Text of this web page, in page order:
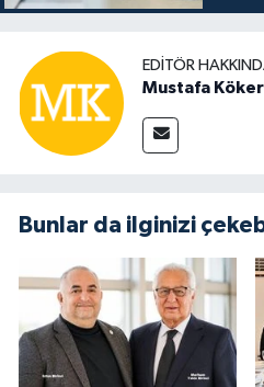
EDITÖR
Mustafa Köker
Bunlar da ilginizi